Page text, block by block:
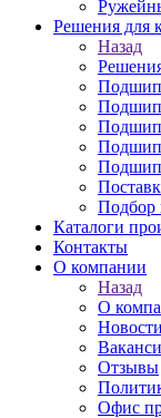
Решения для
Назад
Подбор
Каталоги
Контакты
О компании
Назад
О
Новости
Отзывы
Офис